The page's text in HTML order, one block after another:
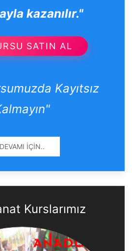
kazanılır."
SATIN AL
Kayıtsız
DEVAMI İÇIN..
Kurslarımız